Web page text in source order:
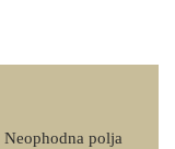
Neophodna polja